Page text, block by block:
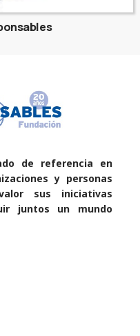
de referencia en
y personas
sus iniciativas
juntos un mundo